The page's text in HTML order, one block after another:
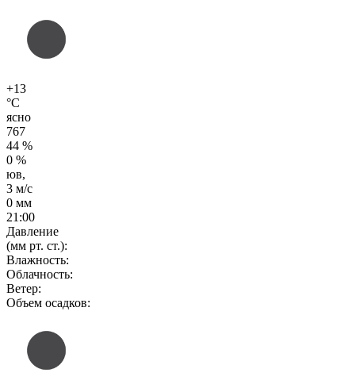
+13
°C
ясно
767
44 %
0 %
юв,
3 м/с
0 мм
21:00
Давление
(мм рт. ст.):
Влажность:
Облачность:
Ветер:
Объем осадков: